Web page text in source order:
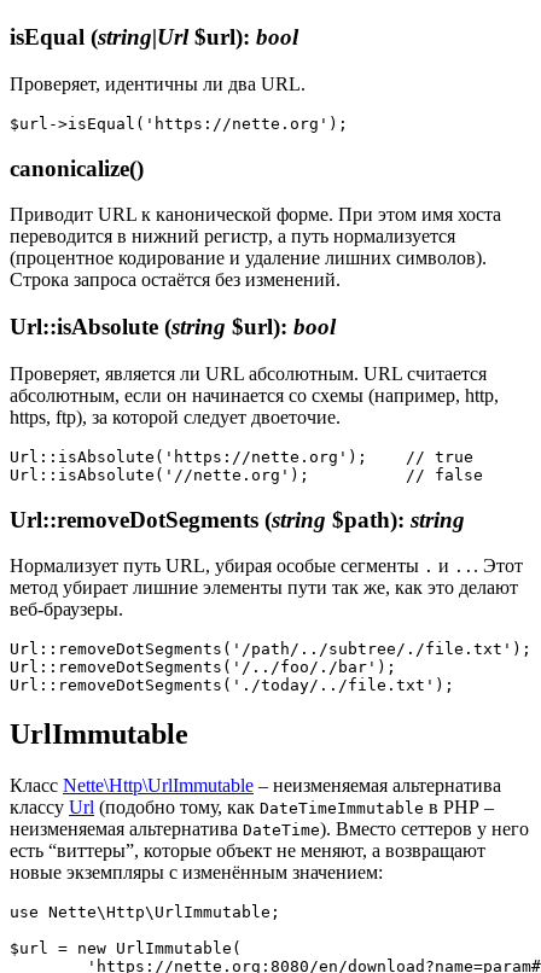
isEqual (string|Url$url): bool
Проверяет, идентичны ли два URL.
canonicalize()
Приводит URL к канонической форме. При этом имя хоста
переводится в нижний регистр, а путь нормализуется
(процентное кодирование и удаление лишних символов).
Строка запроса остаётся без изменений.
Url::isAbsolute (string $url): bool
Проверяет, является ли URL абсолютным. URL считается
абсолютным, если он начинается со схемы (например, http,
https, ftp), за которой следует двоеточие.
Url::isAbsolute('https://nette.org');    // true
Url::removeDotSegments (string $path): string
Нормализует путь URL, убирая особые сегменты . и .. . Этот
метод убирает лишние элементы пути так же, как это делают
веб-браузеры.
Url::removeDotSegments('/path/../subtree/./
Url::removeDotSegments('/../foo/./bar');
UrlImmutable
Класс Nette\Http\UrlImmutable – неизменяемая альтернатива
классу Url (подобно тому, как DateTimeImmutable в PHP –
неизменяемая альтернатива DateTime). Вместо сеттеров у него
есть “виттеры”, которые объект не меняют, а возвращают
новые экземпляры с изменённым значением:
use Nette\Http\UrlImmutable;
$url = new UrlImmutable(